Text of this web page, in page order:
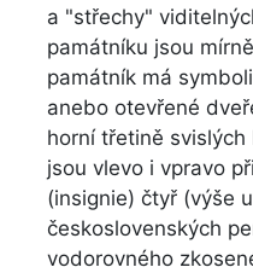
a "střechy"
památníku jsou
památník má
anebo otevřené
horní třetině
jsou vlevo i vpravo
(insignie) čtyř (výše
československých
vodorovného